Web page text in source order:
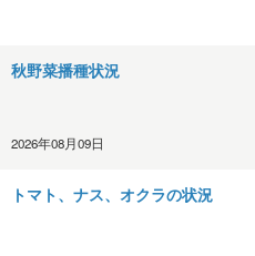
秋野菜播種状況
2026年08月09日
トマト、ナス、オクラの状況